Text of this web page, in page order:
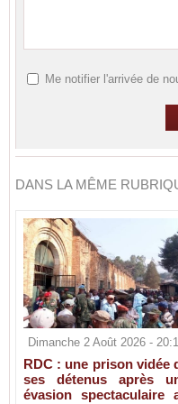
Me notifier l'arrivée de
DANS LA MÊME
Dimanche 2 Août 2026 -
RDC : une prison vidée
ses détenus après
évasion spectaculaire